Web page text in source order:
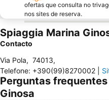
ofertas que consulta no
nos sites de reserva.
Spiaggia Marina
Contacto
Via Pola, 74013,
Telefone: +390(99)8270002
Perguntas
Ginosa